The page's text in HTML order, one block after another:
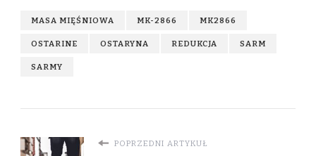
MASA MIĘŚNIOWA MK-2866 MK2866
OSTARINE OSTARYNA REDUKCJA SARM
SARMY
POPRZEDNI ARTYKUŁ